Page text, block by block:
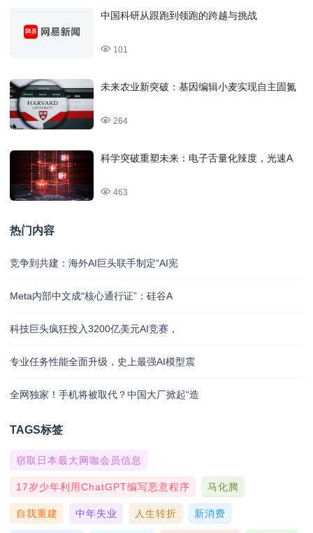
中国科研从跟跑到领跑的跨越与挑战
101
未来农业新突破：基因编辑小麦实现自主固氮
264
科学突破重塑未来：电子舌量化辣度，光速A
463
热门内容
竞争到共建：海外AI巨头联手制定“AI宪
Meta内部中文成“核心通行证”：硅谷A
科技巨头疯狂投入3200亿美元AI竞赛，
专业任务性能全面升级，史上最强AI模型震
全网独家！手机将被取代？中国大厂掀起“造
TAGS标签
窃取日本最大网咖会员信息
17岁少年利用ChatGPT编写恶意程序 马化腾
自我重建 中年失业 人生转折 新消费